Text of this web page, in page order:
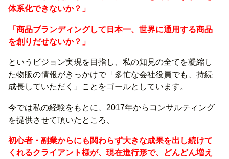
体系化できないか？」
「商品ブランディングして日本一、世界に通用する商品
を創りだせないか？」
というビジョン実現を目指し、私の知見の全てを凝縮し
た物販の情報がきっかけで「多忙な会社役員でも、持続
成長していただく」ことをゴールとしています。
今では私の経験をもとに、2017年からコンサルティング
を提供させて頂いたところ、
初心者・副業からにも関わらず大きな成果を出し続けて
くれるクライアント様が、現在進行形で、どんどん増え